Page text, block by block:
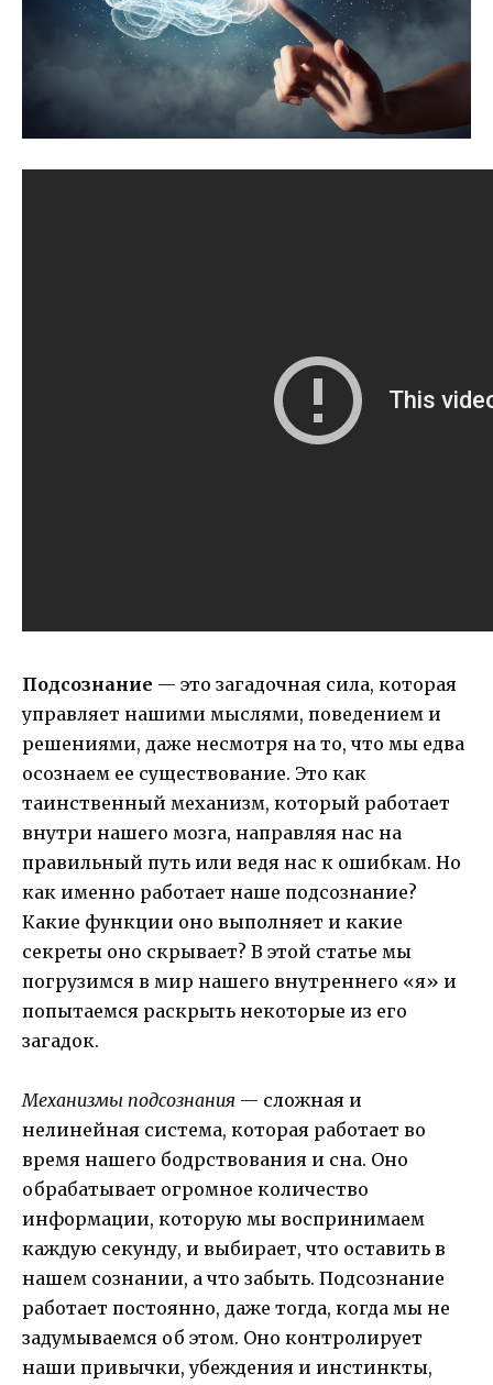
Подсознание — это загадочная сила, которая
управляет нашими мыслями, поведением и
решениями, даже несмотря на то, что мы едва
осознаем ее существование. Это как
таинственный механизм, который работает
внутри нашего мозга, направляя нас на
правильный путь или ведя нас к ошибкам. Но
как именно работает наше подсознание?
Какие функции оно выполняет и какие
секреты оно скрывает? В этой статье мы
погрузимся в мир нашего внутреннего «я» и
попытаемся раскрыть некоторые из его
загадок.
Механизмы подсознания — сложная и
нелинейная система, которая работает во
время нашего бодрствования и сна. Оно
обрабатывает огромное количество
информации, которую мы воспринимаем
каждую секунду, и выбирает, что оставить в
нашем сознании, а что забыть. Подсознание
работает постоянно, даже тогда, когда мы не
задумываемся об этом. Оно контролирует
наши привычки, убеждения и инстинкты,